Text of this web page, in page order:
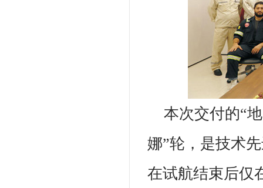
本次交付的“
娜”轮，是技术
在试航结束后仅